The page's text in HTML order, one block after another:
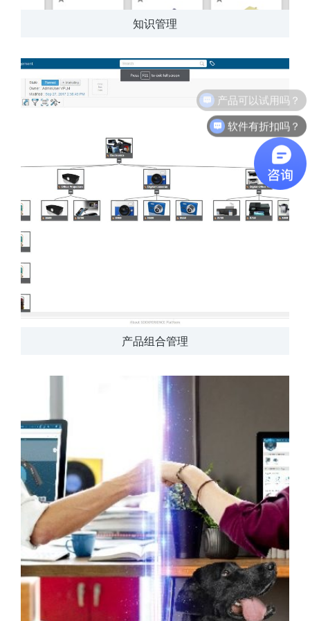
知识管理
产品组合管理
软件有折扣吗？